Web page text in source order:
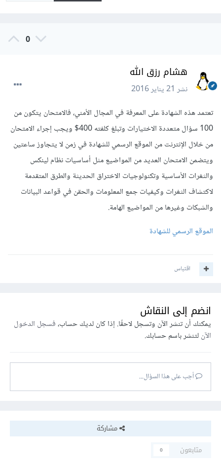
0
هشام رزق الله
نشر21 يناير 2016
تعتمد هذه الشهادة على المعرفة في المجال الأمني، فالامتحان يتكون من
100 سؤال متعددة الاختيارات وتبلغ كلفته 400$ ويجب إجراء الامتحان
من خلال الإنترنت من الموقع الرسمي للشهادة في زمن لا يتجاوز ساعتين
ويتضمن الامتحان العديد من المواضيع مثل أساسيات نظام لينكس
والثغرات الأساسية وتكنولوجيات الاختراق الحديثة والطرق المتقدمة
لاكتشاف الثغرات وكيفيات جمع المعلومات والحقن في قواعد البيانات
والشبكات وغيرها من المواضيع الهامة.
الموقع الرسمي للشهادة
اقتباس
انضم إلى النقاش
يمكنك أن تنشر الآن وتسجل لاحقًا. إذا كان لديك حساب،فسجل الدخول
الآنلتنشر باسم حسابك.
أجب على هذا السؤال...
مشاركة
متابعون
0